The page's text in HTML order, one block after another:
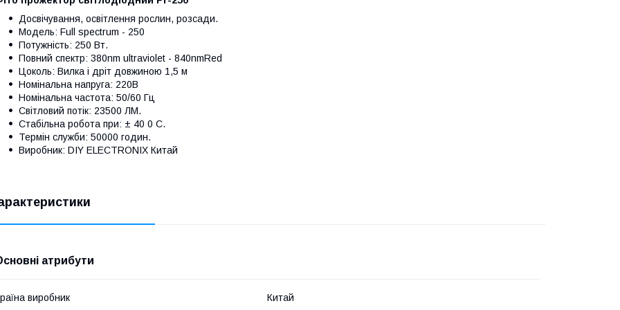
Досвічування, освітлення рослин, розсади.
Модель: Full spectrum - 250
Потужність: 250 Вт.
Повний спектр: 380nm ultraviolet - 840nmRed
Цоколь: Вилка і дріт довжиною 1,5 м
Номінальна напруга: 220В
Номінальна частота: 50/60 Гц
Світловий потік: 23500 ЛМ.
Стабільна робота при: ± 40 0 С.
Термін служби: 50000 годин.
Виробник: DIY ELECTRONIX Китай
атрибути
виробник Китай